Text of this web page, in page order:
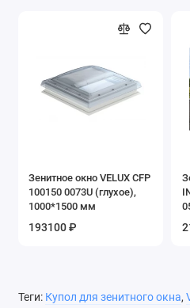
Зенитное окно VELUX CFP
100150 0073U (глухое),
1000*1500 мм
193100 ₽
Теги: Купол для зенитного окна,